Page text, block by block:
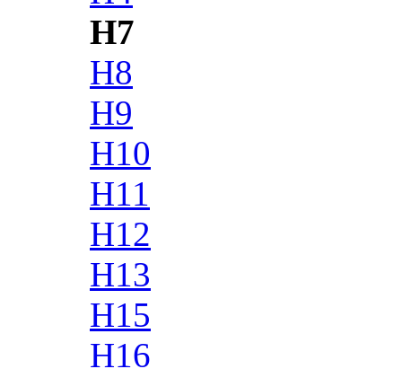
H7
H8
H9
H10
H11
H12
H13
H15
H16